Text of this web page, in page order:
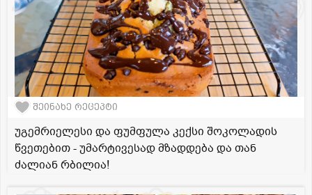
შეინახე რეცეპტი
უგემრიელესი და ფუმფულა კექსი შოკოლადის
წვეთებით - უმარტივესად მზადდება და თან
ძალიან რბილია!